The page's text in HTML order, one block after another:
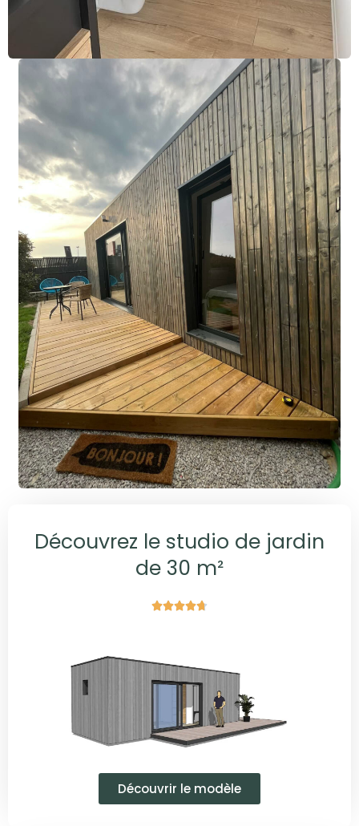
Découvrez le studio de jardin
de 30 m²

Découvrir le modèle